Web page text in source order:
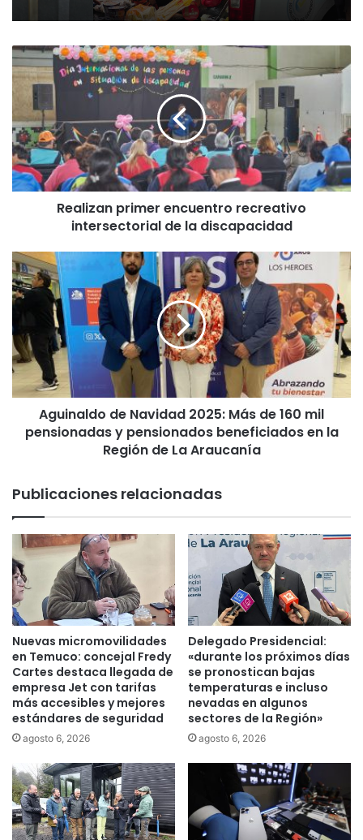
R
e
i
z
a
n
p
e
r
e
c
u
e
n
r
e
i
v
o
i
e
r
s
e
c
o
r
i
a
Realizan primer encuentro recreativo
intersectorial de la discapacidad
A
g
u
n
a
l
d
o
i
d
a
2
0
2
5
:
M
á
s
d
e
1
0
m
i
l
Aguinaldo de Navidad 2025: Más de 160 mil
pensionadas y pensionados beneficiados en la
Región de La Araucanía
Publicaciones relacionadas
Nuevas micromovilidades
en Temuco: concejal Fredy
Cartes destaca llegada de
empresa Jet con tarifas
más accesibles y mejores
estándares de seguridad
agosto 6, 2026
Delegado Presidencial:
«durante los próximos días
se pronostican bajas
temperaturas e incluso
nevadas en algunos
sectores de la Región»
agosto 6, 2026